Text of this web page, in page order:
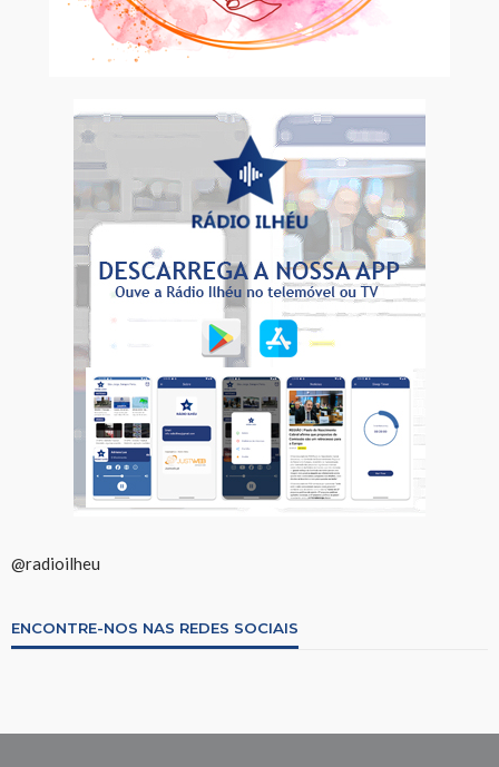
@radioilheu
ENCONTRE-NOS NAS REDES SOCIAIS